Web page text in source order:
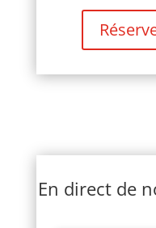
En direct de